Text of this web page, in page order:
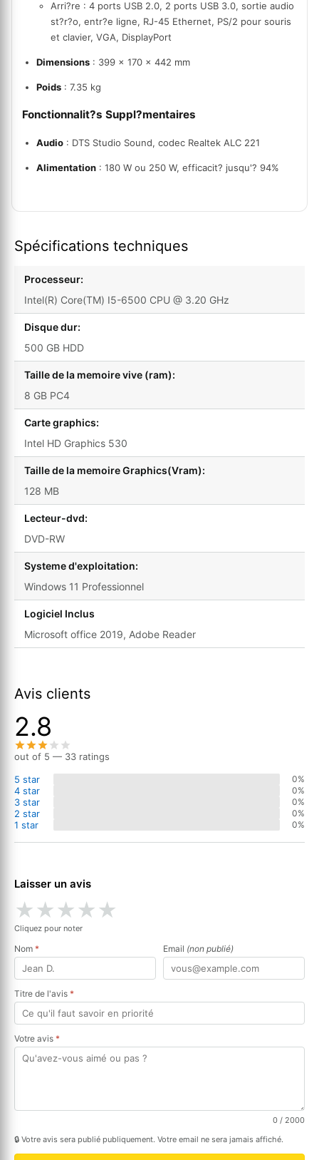
Arri?re : 4 ports USB 2.0, 2 ports USB 3.0, sortie audio
st?r?o, entr?e ligne, RJ-45 Ethernet, PS/2 pour souris
et clavier, VGA, DisplayPort
Dimensions : 399 x 170 x 442 mm
Poids : 7.35 kg
Fonctionnalit?s Suppl?mentaires
Audio : DTS Studio Sound, codec Realtek ALC 221
Alimentation : 180 W ou 250 W, efficacit? jusqu'? 94%
Spécifications techniques
Processeur:
Intel(R) Core(TM) I5-6500 CPU @ 3.20 GHz
Disque dur:
500 GB HDD
Taille de la memoire vive (ram):
8 GB PC4
Carte graphics:
Intel HD Graphics 530
Taille de la memoire Graphics(Vram):
128 MB
Lecteur-dvd:
DVD-RW
Systeme d'exploitation:
Windows 11 Professionnel
Logiciel Inclus
Microsoft office 2019, Adobe Reader
Avis clients
2.8
out of 5 — 33 ratings
5 star
0%
4 star 0%
3 star 0%
2 star 0%
1 star 0%
Laisser un avis
★★★★★
Cliquez pour noter
Nom * Email (non publié)
Titre de l'avis *
Votre avis *
0 / 2000
🔒 Votre avis sera publié publiquement. Votre email ne sera jamais affiché.